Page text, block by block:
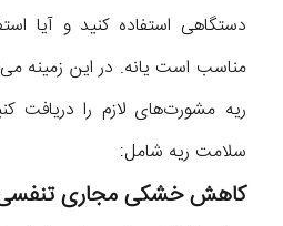
دستگاهی استفاده کنید و آیا
مناسب است یانه. در این زمینه
ریه مشورت‌های لازم را دریافت
سلامت ریه شامل:
کاهش خشکی مجاری